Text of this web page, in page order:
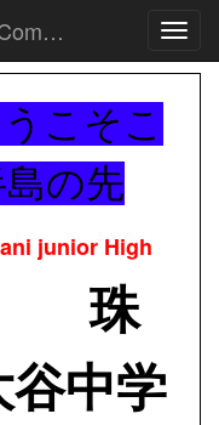
珠洲市立大谷中学校～Net Commons～
こそこ
の先
junior High
珠
谷中学